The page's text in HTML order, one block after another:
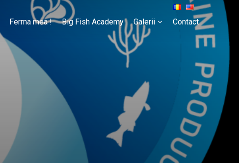
Ferma mea ! Big Fish Academy Galerii Contact